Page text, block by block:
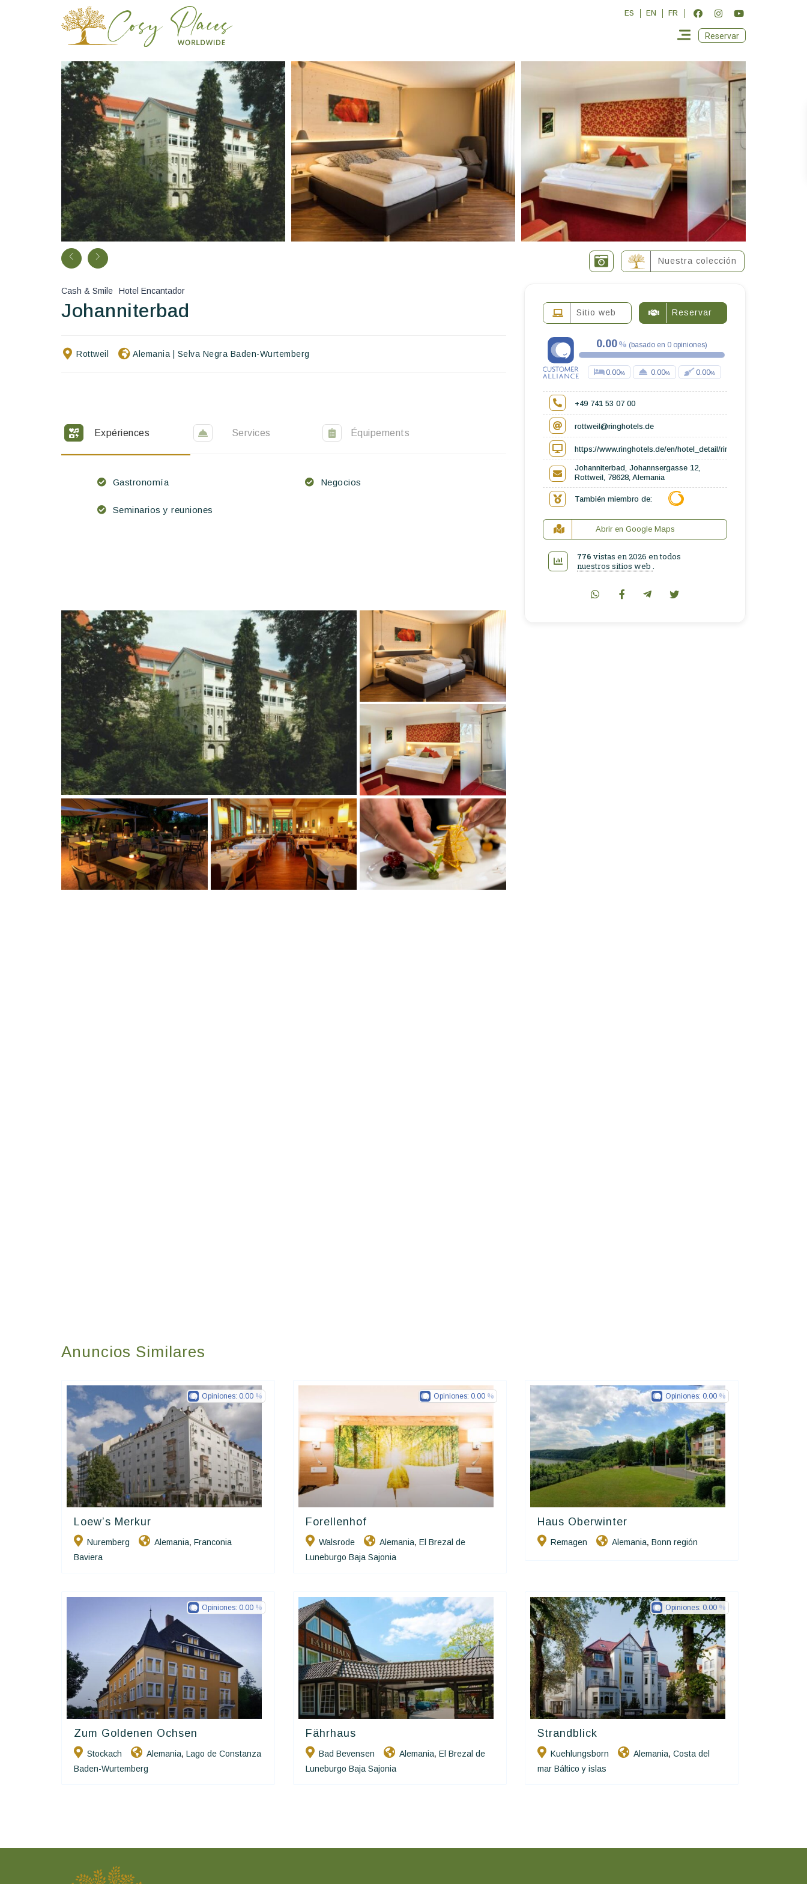
Estancia temática
Escríbenos
ES EN FR
Reservar
Nuestra colección
Cash & Smile Hotel Encantador
Johanniterbad
Rottweil Alemania Selva Negra Baden-Wurtemberg
Expériences Services Équipements
Gastronomía Negocios
Seminarios y reuniones
Sitio web Reservar
0.00 (basado en 0 opiniones)
0.00 0.00 0.00
+49 741 53 07 00
rottweil@ringhotels.de
https://www.ringhotels.de/en/hotel_detail/ringhotel-maiers-
Johanniterbad, Johannsergasse 12,
Rottweil, 78628, Alemania
También miembro de:
Abrir en Google Maps
776 vistas en 2026 en todos
nuestros sitios web .
Anuncios Similares
Loew’s Merkur
Nuremberg Alemania, Franconia
Baviera
Opiniones:0.00
Forellenhof
Walsrode Alemania, El Brezal de
Luneburgo Baja Sajonia
Opiniones:0.00
Haus Oberwinter
Remagen Alemania, Bonn región
Opiniones:0.00
Zum Goldenen Ochsen
Stockach Alemania, Lago de Constanza
Baden-Wurtemberg
Opiniones:0.00
Fährhaus
Bad Bevensen Alemania, El Brezal de
Luneburgo Baja Sajonia
Strandblick
Kuehlungsborn Alemania,Costa del
mar Báltico y islas
Opiniones:0.00